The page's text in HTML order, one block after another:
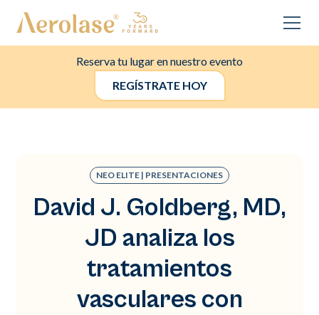
Reserva tu lugar en nuestro evento
REGÍSTRATE HOY
NEO ELITE | PRESENTACIONES
David J. Goldberg, MD,
JD analiza los
tratamientos
vasculares con